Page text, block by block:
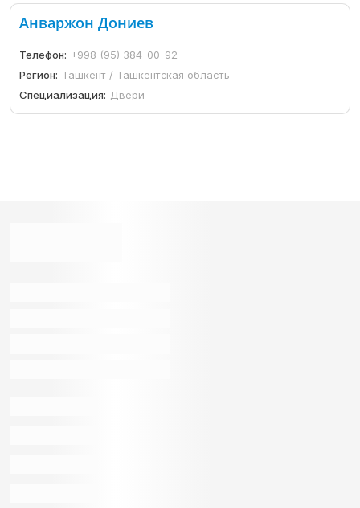
Анваржон Дониев
Телефон: +998 (95) 384-00-92
Регион: Ташкент / Ташкентская область
Специализация: Двери